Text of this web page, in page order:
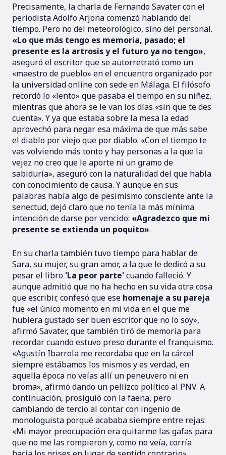
Precisamente, la charla de Fernando Savater con el
periodista Adolfo Arjona comenzó hablando del
tiempo. Pero no del meteorológico, sino del personal.
«Lo que más tengo es memoria, pasado; el
presente es la artrosis y el futuro ya no tengo»,
aseguró el escritor que se autorretrató como un
«maestro de pueblo» en el encuentro organizado por
la universidad online con sede en Málaga. El filósofo
recordó lo «lento» que pasaba el tiempo en su niñez,
mientras que ahora se le van los días «sin que te des
cuenta». Y ya que estaba sobre la mesa la edad
aprovechó para negar esa máxima de que más sabe
el diablo por viejo que por diablo. «Con el tiempo te
vas volviendo más tonto y hay personas a la que la
vejez no creo que le aporte ni un gramo de
sabiduría», aseguró con la naturalidad del que habla
con conocimiento de causa. Y aunque en sus
palabras había algo de pesimismo consciente ante la
senectud, dejó claro que no tenía la más mínima
intención de darse por vencido: «Agradezco que mi
presente se extienda un poquito».
En su charla también tuvo tiempo para hablar de
Sara, su mujer, su gran amor, a la que le dedicó a su
pesar el libro 'La peor parte'cuando falleció. Y
aunque admitió que no ha hecho en su vida otra cosa
que escribir, confesó que ese homenaje a su pareja
fue «el único momento en mi vida en el que me
hubiera gustado ser buen escritor que no lo soy»,
afirmó Savater, que también tiró de memoria para
recordar cuando estuvo preso durante el franquismo.
«Agustín Ibarrola me recordaba que en la cárcel
siempre estábamos los mismos y es verdad, en
aquella época no veías allí un peneuvero ni en
broma», afirmó dando un pellizco político al PNV. A
continuación, prosiguió con la faena, pero
cambiando de tercio al contar con ingenio de
monologuista porqué acababa siempre entre rejas:
«Mi mayor preocupación era quitarme las gafas para
que no me las rompieron y, como no veía, corría